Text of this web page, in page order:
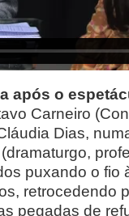
após o
Carneiro
Dias,
puxando o fio
retrocedendo
pegadas de